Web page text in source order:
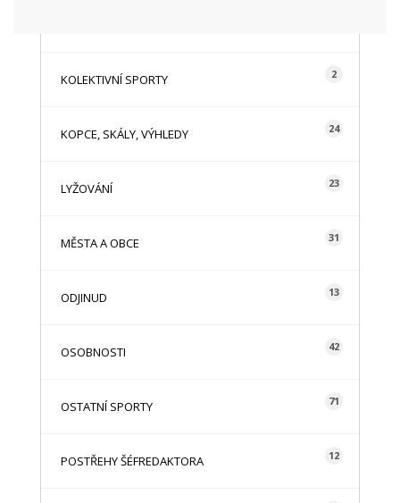
KOLEKTIVNÍ SPORTY 2
KOPCE, SKÁLY, VÝHLEDY 24
LYŽOVÁNÍ 23
MĚSTA A OBCE 31
ODJINUD 13
OSOBNOSTI 42
OSTATNÍ SPORTY 71
POSTŘEHY ŠÉFREDAKTORA 12